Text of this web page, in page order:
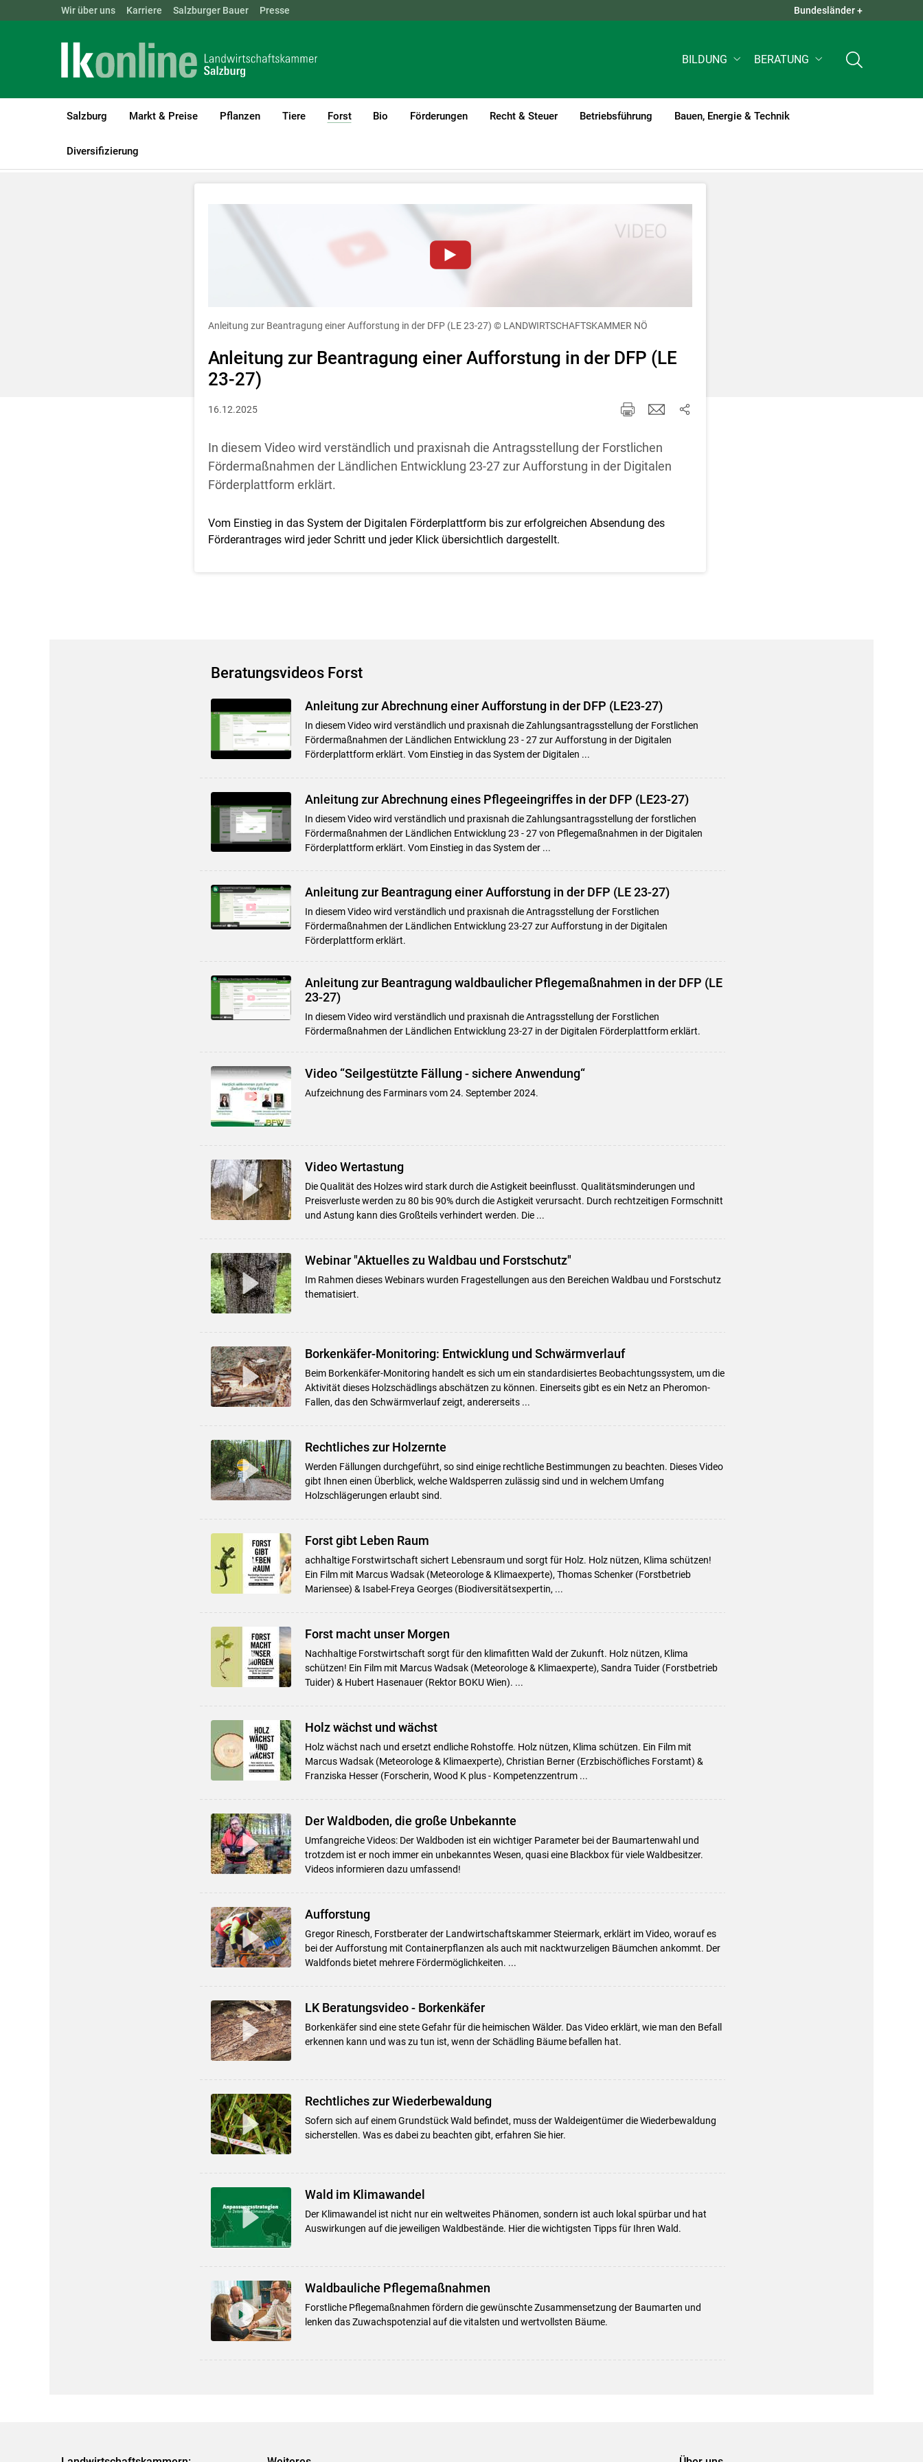
Skip to main content
Landwirtschaftskammern: ÖSTERREICH BGLD KTN QUICK LINKS +
Wir über uns Karriere Salzburger Bauer Presse Bundesländer +
BILDUNG BERATUNG
Salzburg Markt & Preise Pflanzen Tiere Forst
(current)1
Bio Förderungen Recht & Steuer Betriebsführung Bauen, Energie & Technik
Diversifizierung
LK Salzburg Forst
Zum Abspielen von YouTube-Videos auf dieser Website müssen Cookies gesetzt werden
Für weitere Informationen lesen Sie bitte unsere
Entscheidung für diese Website in den Cookie-Einstellungen jederzeit einsehen und korrigieren
Anleitung zur Beantragung einer Aufforstung in der DFP (LE 23-27) © LANDWIRTSCHAFTSKAMMER NÖ
Anleitung zur Beantragung einer Aufforstung in der DFP (LE
23-27)
16.12.2025
In diesem Video wird verständlich und praxisnah die Antragsstellung der Forstlichen
Fördermaßnahmen der Ländlichen Entwicklung 23-27 zur Aufforstung in der Digitalen
Förderplattform erklärt.
Vom Einstieg in das System der Digitalen Förderplattform bis zur erfolgreichen Absendung des
Förderantrages wird jeder Schritt und jeder Klick übersichtlich dargestellt.
Beratungsvideos Forst
Anleitung zur Abrechnung einer Aufforstung in der DFP (LE23-27)
In diesem Video wird verständlich und praxisnah die Zahlungsantragsstellung der Forstlichen
Fördermaßnahmen der Ländlichen Entwicklung 23 - 27 zur Aufforstung in der Digitalen
Förderplattform erklärt. Vom Einstieg in das System der Digitalen ...
Anleitung zur Abrechnung eines Pflegeeingriffes in der DFP (LE23-27)
In diesem Video wird verständlich und praxisnah die Zahlungsantragsstellung der forstlichen
Fördermaßnahmen der Ländlichen Entwicklung 23 - 27 von Pflegemaßnahmen in der Digitalen
Förderplattform erklärt. Vom Einstieg in das System der ...
Anleitung zur Beantragung einer Aufforstung in der DFP (LE 23-27)
In diesem Video wird verständlich und praxisnah die Antragsstellung der Forstlichen
Fördermaßnahmen der Ländlichen Entwicklung 23-27 zur Aufforstung in der Digitalen
Förderplattform erklärt.
Anleitung zur Beantragung waldbaulicher Pflegemaßnahmen in der DFP (LE
23-27)
In diesem Video wird verständlich und praxisnah die Antragsstellung der Forstlichen
Fördermaßnahmen der Ländlichen Entwicklung 23-27 in der Digitalen Förderplattform erklärt.
Video “Seilgestützte Fällung - sichere Anwendung“
Aufzeichnung des Farminars vom 24. September 2024.
Video Wertastung
Die Qualität des Holzes wird stark durch die Astigkeit beeinflusst. Qualitätsminderungen und
Preisverluste werden zu 80 bis 90% durch die Astigkeit verursacht. Durch rechtzeitigen Formschnitt
und Astung kann dies Großteils verhindert werden. Die ...
Webinar "Aktuelles zu Waldbau und Forstschutz"
Im Rahmen dieses Webinars wurden Fragestellungen aus den Bereichen Waldbau und Forstschutz
thematisiert.
Borkenkäfer-Monitoring: Entwicklung und Schwärmverlauf
Beim Borkenkäfer-Monitoring handelt es sich um ein standardisiertes Beobachtungssystem, um die
Aktivität dieses Holzschädlings abschätzen zu können. Einerseits gibt es ein Netz an Pheromon-
Fallen, das den Schwärmverlauf zeigt, andererseits ...
Rechtliches zur Holzernte
Werden Fällungen durchgeführt, so sind einige rechtliche Bestimmungen zu beachten. Dieses Video
gibt Ihnen einen Überblick, welche Waldsperren zulässig sind und in welchem Umfang
Holzschlägerungen erlaubt sind.
Forst gibt Leben Raum
achhaltige Forstwirtschaft sichert Lebensraum und sorgt für Holz. Holz nützen, Klima schützen!
Ein Film mit Marcus Wadsak (Meteorologe & Klimaexperte), Thomas Schenker (Forstbetrieb
Mariensee) & Isabel-Freya Georges (Biodiversitätsexpertin, ...
Forst macht unser Morgen
Nachhaltige Forstwirtschaft sorgt für den klimafitten Wald der Zukunft. Holz nützen, Klima
schützen! Ein Film mit Marcus Wadsak (Meteorologe & Klimaexperte), Sandra Tuider (Forstbetrieb
Tuider) & Hubert Hasenauer (Rektor BOKU Wien). ...
Holz wächst und wächst
Holz wächst nach und ersetzt endliche Rohstoffe. Holz nützen, Klima schützen. Ein Film mit
Marcus Wadsak (Meteorologe & Klimaexperte), Christian Berner (Erzbischöfliches Forstamt) &
Franziska Hesser (Forscherin, Wood K plus - Kompetenzzentrum ...
Der Waldboden, die große Unbekannte
Umfangreiche Videos: Der Waldboden ist ein wichtiger Parameter bei der Baumartenwahl und
trotzdem ist er noch immer ein unbekanntes Wesen, quasi eine Blackbox für viele Waldbesitzer.
Videos informieren dazu umfassend!
Aufforstung
Gregor Rinesch, Forstberater der Landwirtschaftskammer Steiermark, erklärt im Video, worauf es
bei der Aufforstung mit Containerpflanzen als auch mit nacktwurzeligen Bäumchen ankommt. Der
Waldfonds bietet mehrere Fördermöglichkeiten. ...
LK Beratungsvideo - Borkenkäfer
Borkenkäfer sind eine stete Gefahr für die heimischen Wälder. Das Video erklärt, wie man den Befall
erkennen kann und was zu tun ist, wenn der Schädling Bäume befallen hat.
Rechtliches zur Wiederbewaldung
Sofern sich auf einem Grundstück Wald befindet, muss der Waldeigentümer die Wiederbewaldung
sicherstellen. Was es dabei zu beachten gibt, erfahren Sie hier.
Wald im Klimawandel
Der Klimawandel ist nicht nur ein weltweites Phänomen, sondern ist auch lokal spürbar und hat
Auswirkungen auf die jeweiligen Waldbestände. Hier die wichtigsten Tipps für Ihren Wald.
Waldbauliche Pflegemaßnahmen
Forstliche Pflegemaßnahmen fördern die gewünschte Zusammensetzung der Baumarten und
lenken das Zuwachspotenzial auf die vitalsten und wertvollsten Bäume.